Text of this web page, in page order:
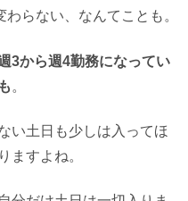
らない、なんてことも。
3から週4勤務になってい
。
い土日も少しは入ってほ
ますよね。